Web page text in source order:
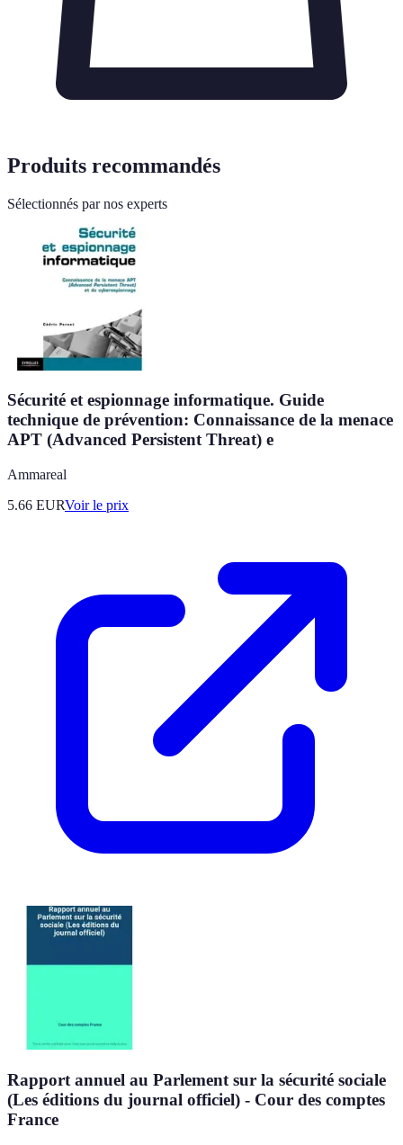
Produits recommandés
Sélectionnés par nos experts
Sécurité et espionnage informatique. Guide
technique de prévention: Connaissance de la menace
APT (Advanced Persistent Threat) e
Ammareal
5.66 EURVoir le prix
Rapport annuel au Parlement sur la sécurité sociale
(Les éditions du journal officiel) - Cour des comptes
France